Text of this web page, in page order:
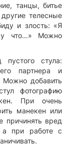
танцы, битье
телесные
и злость: «Я
что…» Можно
стула:
партнера и
Можно добавить
фотографию
При очень
манекен или
причинять вред
при работе с